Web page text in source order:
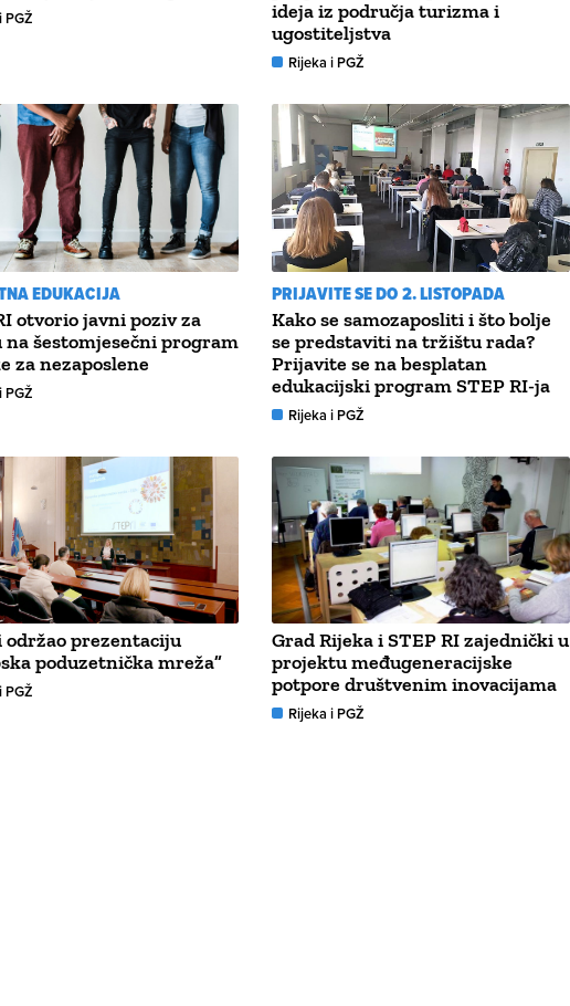
PGŽ
ideja iz područja turizma i
ugostiteljstva
Rijeka i PGŽ
EDUKACIJA
otvorio javni poziv za
šestomjesečni program
za nezaposlene
PGŽ
PRIJAVITE SE DO 2. LISTOPADA
Kako se samozaposliti i što bolje
se predstaviti na tržištu rada?
Prijavite se na besplatan
edukacijski program STEP RI-ja
Rijeka i PGŽ
održao prezentaciju
poduzetnička mreža”
PGŽ
Grad Rijeka i STEP RI zajednički u
projektu međugeneracijske
potpore društvenim inovacijama
Rijeka i PGŽ